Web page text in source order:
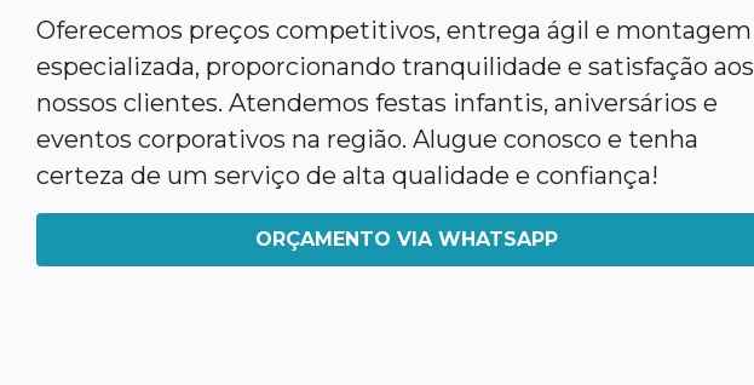
Oferecemos preços competitivos, entrega ágil e montagem
especializada, proporcionando tranquilidade e satisfação aos
nossos clientes. Atendemos festas infantis, aniversários e
eventos corporativos na região. Alugue conosco e tenha
certeza de um serviço de alta qualidade e confiança!
ORÇAMENTO VIA WHATSAPP